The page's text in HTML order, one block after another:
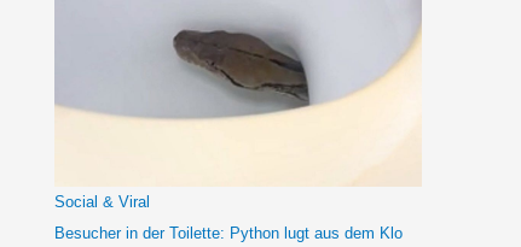
h
Social & Viral
Besucher in der Toilette: Python lugt aus dem Klo